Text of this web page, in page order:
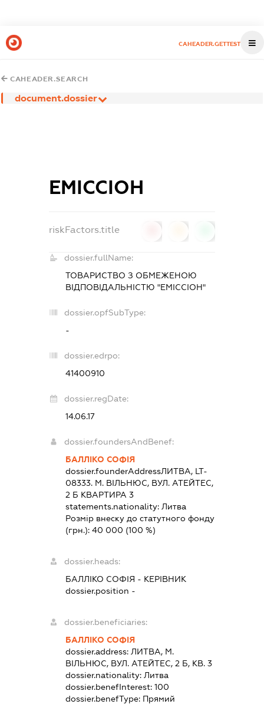
CAHEADER.GETTEST
CAHEADER.SEARCH
document.dossier
ЕМІССІОН
riskFactors.title
dossier.fullName:
ТОВАРИСТВО З ОБМЕЖЕНОЮ
ВІДПОВІДАЛЬНІСТЮ "ЕМІССІОН"
dossier.opfSubType:
-
dossier.edrpo:
41400910
dossier.regDate:
14.06.17
dossier.foundersAndBenef:
БАЛЛІКО СОФІЯ
dossier.founderAddressЛИТВА, LT-
08333. М. ВІЛЬНЮС, ВУЛ. АТЕЙТЕС,
2 Б КВАРТИРА 3
statements.nationality: Литва
Розмір внеску до статутного фонду
(грн.): 40 000 (100 %)
dossier.heads:
БАЛЛІКО СОФІЯ - КЕРІВНИК
dossier.position -
dossier.beneficiaries:
БАЛЛІКО СОФІЯ
dossier.address: ЛИТВА, М.
ВІЛЬНЮС, ВУЛ. АТЕЙТЕС, 2 Б, КВ. 3
dossier.nationality: Литва
dossier.benefInterest: 100
dossier.benefType: Прямий